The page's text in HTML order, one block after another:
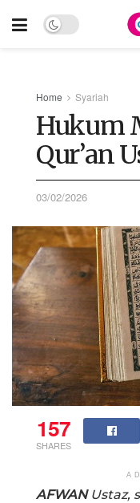
Home Syariah
Hukum
Qur’an
03/02/2026
157
SHARES
AFWANUstaz,